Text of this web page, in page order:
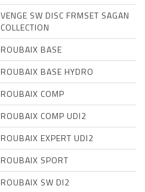
VENGE SW DISC FRMSET SAGAN
COLLECTION
ROUBAIX BASE
ROUBAIX BASE HYDRO
ROUBAIX COMP
ROUBAIX COMP UDI2
ROUBAIX EXPERT UDI2
ROUBAIX SPORT
ROUBAIX SW DI2